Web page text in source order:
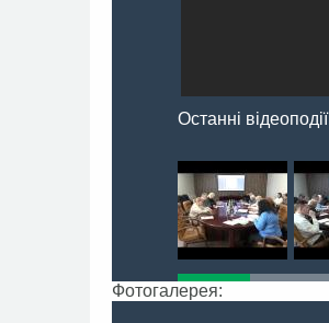
Останні відеоподії
Фотогалерея: